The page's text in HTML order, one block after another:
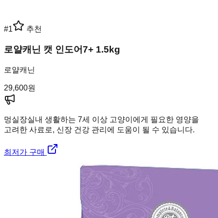
#1 추천
로얄캐닌 캣 인도어7+ 1.5kg
로얄캐닌
29,600원
멍실장실내 생활하는 7세 이상 고양이에게 필요한 영양을
고려한 사료로, 신장 건강 관리에 도움이 될 수 있습니다.
최저가 구매